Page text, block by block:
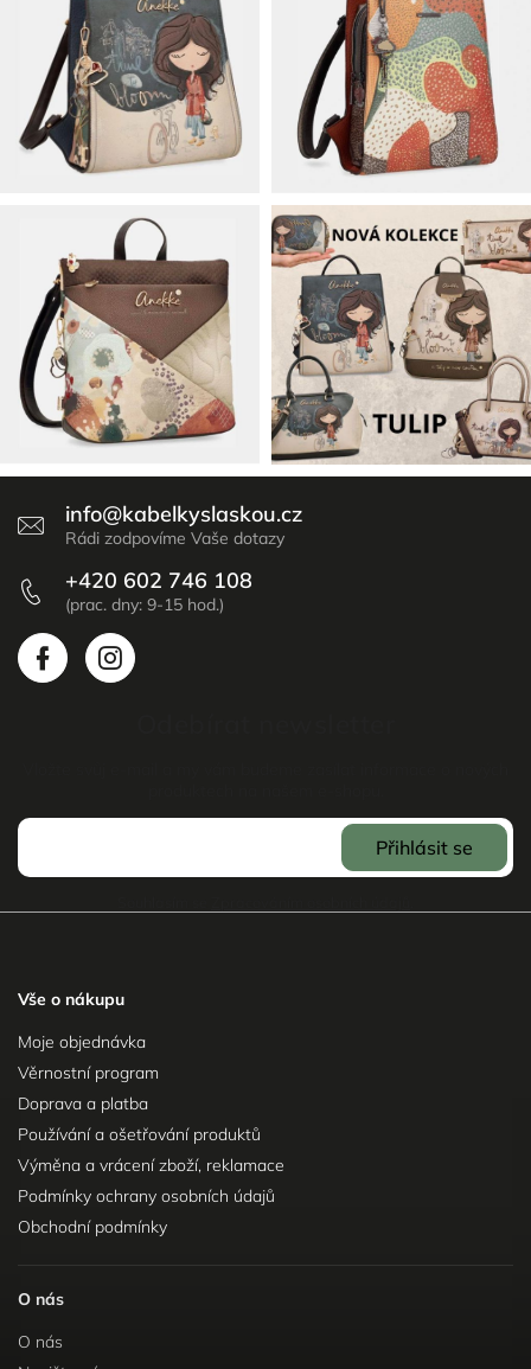
info@kabelkyslaskou.cz
+420 602 746 108
Přihlásit se
Vše o nákupu
Moje objednávka
Věrnostní program
Doprava a platba
Používání a ošetřování produktů
Výměna a vrácení zboží, reklamace
Podmínky ochrany osobních údajů
Obchodní podmínky
O nás
O nás